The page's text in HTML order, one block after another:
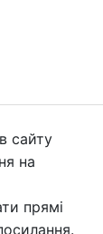
сайту
на
прямі